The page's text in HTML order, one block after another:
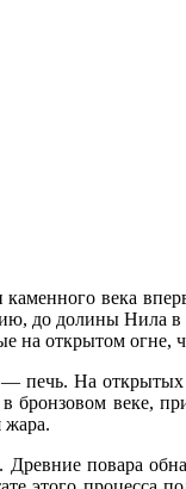
века
до долины Нила
на открытом
На
веке,
жара.
повара